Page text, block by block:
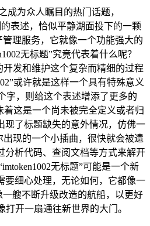
为众人瞩目的热门话题，
表述，恰似平静湖面投下的一颗
理服务，它就像一个功能强大的
无标题”究竟代表着什么呢？
开发和维护这个复杂而精细的过程
或许就是这样一个具有特殊意义
字，则给这个表述增添了更多的
这是一个尚未被完全定义或者归
现了标题缺失的意外情况，仿佛一
出现的一个小插曲，很快就会被遗
分析代码、查阅文档等方式来解开
无标题”可能是一个新
要细心处理，无论如何，它都像一
艘不断升级改造的航船，以更好
开一扇通往新世界的大门。